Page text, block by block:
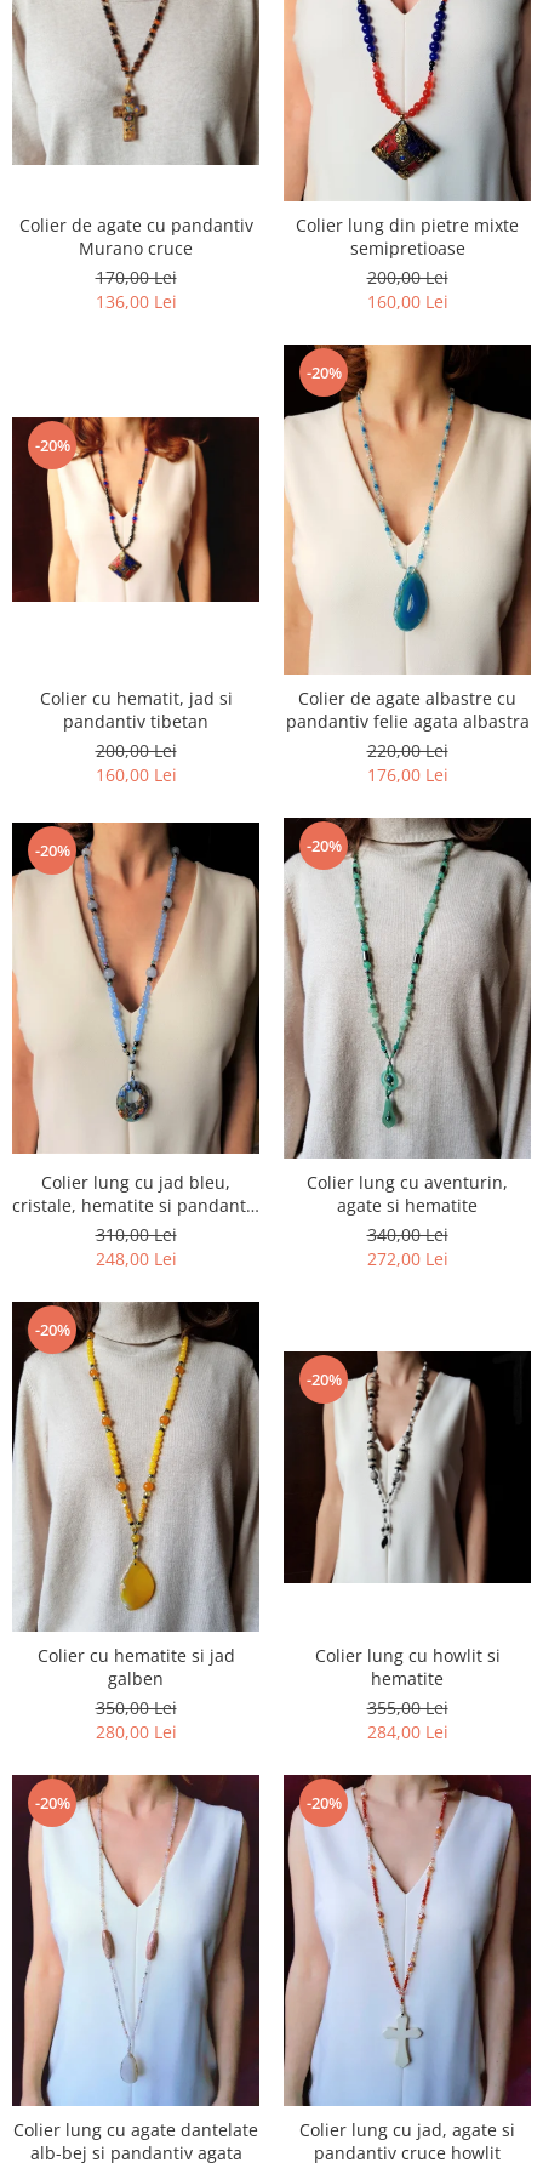
Colier de agate cu pandantiv
Murano cruce
170,00 Lei
136,00 Lei
Colier lung din pietre mixte
semipretioase
200,00 Lei
160,00 Lei
-20%
Colier cu hematit, jad si
pandantiv tibetan
200,00 Lei
160,00 Lei
-20%
Colier de agate albastre cu
pandantiv felie agata albastra
220,00 Lei
176,00 Lei
-20%
Colier lung cu jad bleu,
cristale, hematite si pandantiv
lampwork
310,00 Lei
248,00 Lei
-20%
Colier lung cu aventurin,
agate si hematite
340,00 Lei
272,00 Lei
-20%
Colier cu hematite si jad
galben
350,00 Lei
280,00 Lei
-20%
Colier lung cu howlit si
hematite
355,00 Lei
284,00 Lei
-20%
Colier lung cu agate dantelate
alb-bej si pandantiv agata
-20%
Colier lung cu jad, agate si
pandantiv cruce howlit